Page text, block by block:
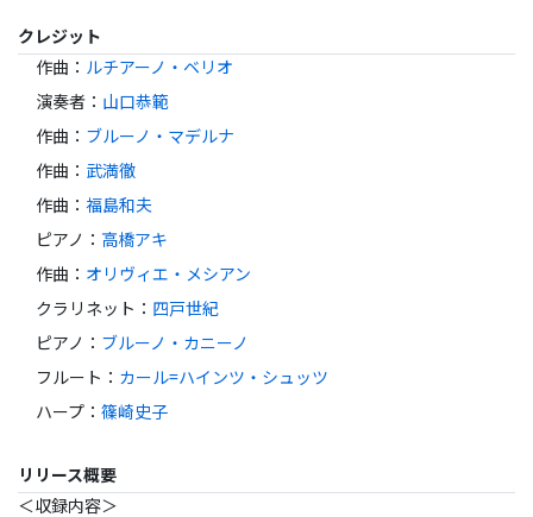
クレジット
作曲 ： ルチアーノ・ベリオ
演奏者 ： 山口恭範
作曲 ： ブルーノ・マデルナ
作曲 ： 武満徹
作曲 ： 福島和夫
ピアノ ： 高橋アキ
作曲 ： オリヴィエ・メシアン
クラリネット ： 四戸世紀
ピアノ ： ブルーノ・カニーノ
フルート ： カール=ハインツ・シュッツ
ハープ ： 篠崎史子
リリース概要
＜収録内容＞